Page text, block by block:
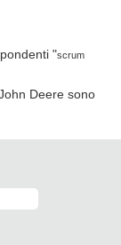
"scrum
Deere sono